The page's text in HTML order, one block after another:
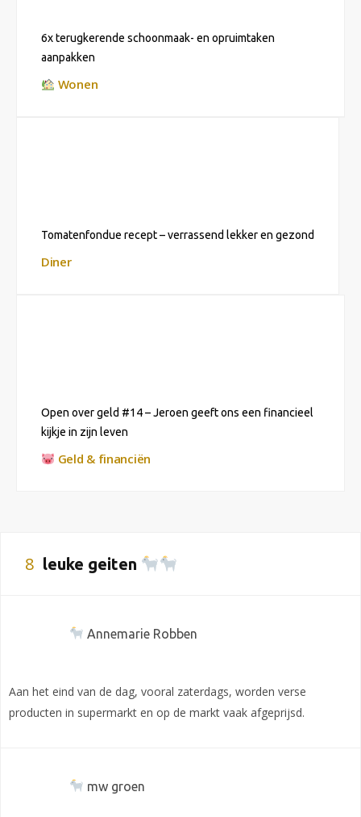
6x terugkerende schoonmaak- en opruimtaken
aanpakken
Wonen
Tomatenfondue recept – verrassend lekker en gezond
Diner
Open over geld #14 – Jeroen geeft ons een financieel
kijkje in zijn leven
Geld & financiën
8 leuke geiten
Annemarie Robben
Aan het eind van de dag, vooral zaterdags, worden verse
producten in supermarkt en op de markt vaak afgeprijsd.
mw groen